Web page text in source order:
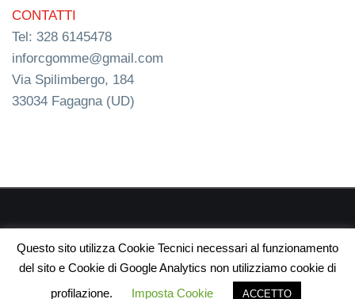
CONTATTI
Tel: 328 6145478
inforcgomme@gmail.com
Via Spilimbergo, 184
33034 Fagagna (UD)
webdesign
Questo sito utilizza Cookie Tecnici necessari al funzionamento
del sito e Cookie di Google Analytics non utilizziamo cookie di
profilazione.
Imposta Cookie ACCETTO